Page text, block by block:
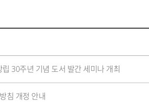
립 30주년 기념 도서 발간 세미나 개최
침 개정 안내